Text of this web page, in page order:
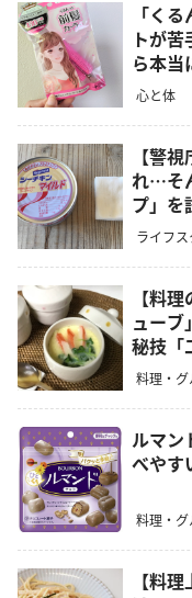
「く
トが
ら本当
心と体
【警
れ…そ
プ」を
ライフ
【料
ューブ
秘技「
料理・グ
ルマン
べやす
料理・グ
【料